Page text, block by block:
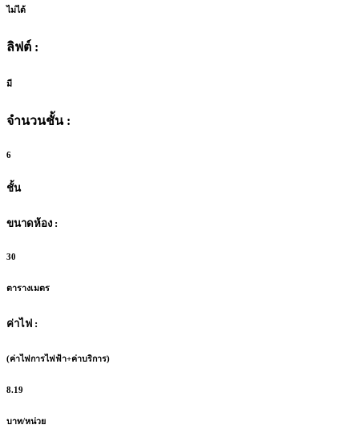
ไม่ได้
ลิฟต์ :
มี
จำนวนชั้น :
6
ชั้น
ขนาดห้อง :
30
ตารางเมตร
ค่าไฟ :
(ค่าไฟการไฟฟ้า+ค่าบริการ)
8.19
บาท/หน่วย